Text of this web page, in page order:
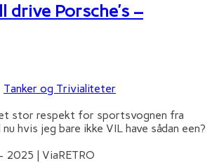
drive Porsche’s –
Tanker og Trivialiteter
stor respekt for sportsvognen fra
hvis jeg bare ikke VIL have sådan een?
| ViaRETRO